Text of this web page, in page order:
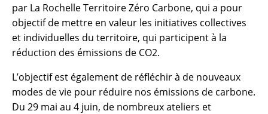
par La Rochelle Territoire Zéro Carbone, qui a pour
objectif de mettre en valeur les initiatives collectives
et individuelles du territoire, qui participent à la
réduction des émissions de CO2.
L’objectif est également de réfléchir à de nouveaux
modes de vie pour réduire nos émissions de carbone.
Du 29 mai au 4 juin, de nombreux ateliers et